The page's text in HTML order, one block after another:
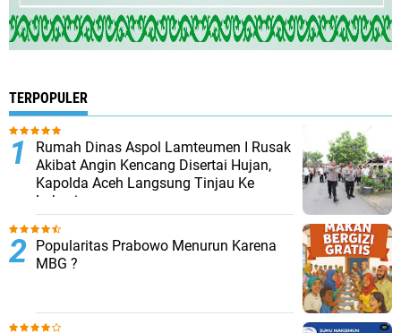
TERPOPULER
Rumah Dinas Aspol Lamteumen I Rusak
Akibat Angin Kencang Disertai Hujan,
Kapolda Aceh Langsung Tinjau Ke
Lokasi
Popularitas Prabowo Menurun Karena
MBG ?